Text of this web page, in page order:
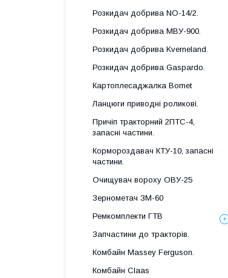
Розкидач добрива NO-14/2.
Розкидач добрива МВУ-900.
Розкидач добрива Kverneland.
Розкидач добрива Gaspardo.
Картоплесаджалка Bomet
Ланцюги приводні роликові.
Причіп тракторний 2ПТС-4,
запасні частини.
Кормороздавач КТУ-10, запасні
частини.
Очищувач вороху ОВУ-25
Зернометач ЗМ-60
Ремкомплекти ГТВ
Запчастини до тракторів.
Комбайн Massey Ferguson.
Комбайн Claas